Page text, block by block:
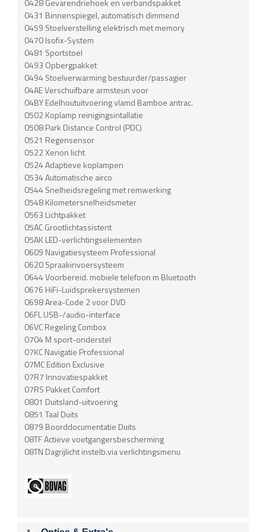
0431 Binnenspiegel, automatisch dimmend
0459 Stoelverstelling elektrisch met memory
0470 Isofix-System
0481 Sportstoel
0493 Opbergpakket
0494 Stoelverwarming bestuurder/passagier
04AE Verschuifbare armsteun voor
04BY Edelhoutuitvoering vlamd Bamboe antrac.
0502 Koplamp reinigingsintallatie
0508 Park Distance Control (PDC)
0521 Regensensor
0522 Xenon licht
0524 Adaptieve koplampen
0534 Automatische airco
0544 Snelheidsregeling met remwerking
0548 Kilometersnelheidsmeter
0563 Lichtpakket
05AC Grootlichtassistent
05AK LED-verlichtingselementen
0609 Navigatiesysteem Professional
0620 Spraakinvoersysteem
0644 Voorbereid. mobiele telefoon m Bluetooth
0676 HiFi-Luidsprekersystemen
0698 Area-Code 2 voor DVD
06FL USB-/audio-interface
06VC Regeling Combox
0704 M sport-onderstel
07KC Navigatie Professional
07MC Edition Exclusive
07R7 Innovatiespakket
07RS Pakket Comfort
0801 Duitsland-uitvoering
0851 Taal Duits
0879 Boorddocumentatie Duits
08TF Actieve voetgangersbescherming
08TN Dagrijlicht instelb.via verlichtingsmenu